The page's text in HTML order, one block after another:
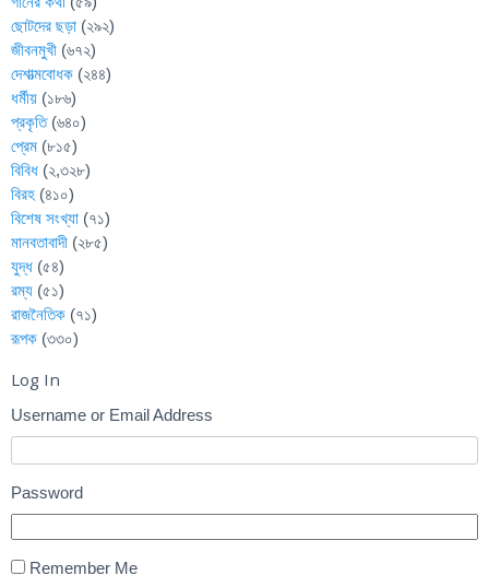
ছোটদের ছড়া (২৯২)
জীবনমুখী (৬৭২)
দেশাত্মবোধক (২৪৪)
ধর্মীয় (১৮৬)
প্রকৃতি(৬৪০)
প্রেম (৮১৫)
বিবিধ (২,৩২৮)
বিরহ (৪১০)
বিশেষ সংখ্যা (৭১)
মানবতাবাদী (২৮৫)
যুদ্ধ (৫৪)
রম্য (৫১)
রাজনৈতিক (৭১)
রূপক (৩৩০)
Log In
Username or Email Address
Password
Remember Me